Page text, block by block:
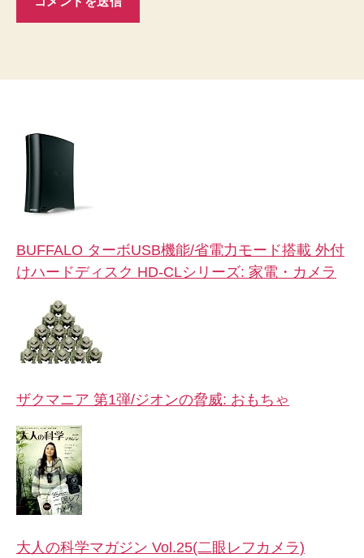
BUFFALO ターボUSB機能/省電力モード搭載 外付
けハードディスク HD-CLシリーズ: 家電・カメラ
ザクマニア 第1弾/ジオンの脅威: おもちゃ
大人の科学マガジン Vol.25(二眼レフカメラ)